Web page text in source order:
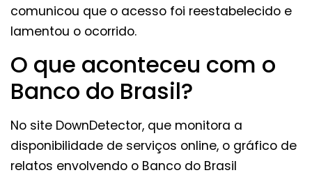
comunicou que o acesso foi reestabelecido e
lamentou o ocorrido.
O que aconteceu com o
Banco do Brasil?
No site DownDetector, que monitora a
disponibilidade de serviços online, o gráfico de
relatos envolvendo o Banco do Brasil